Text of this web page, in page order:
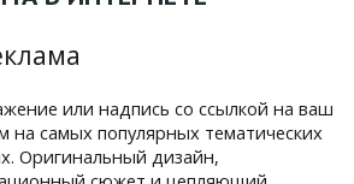
или надпись со ссылкой на ваш
на самых популярных тематических
Оригинальный дизайн,